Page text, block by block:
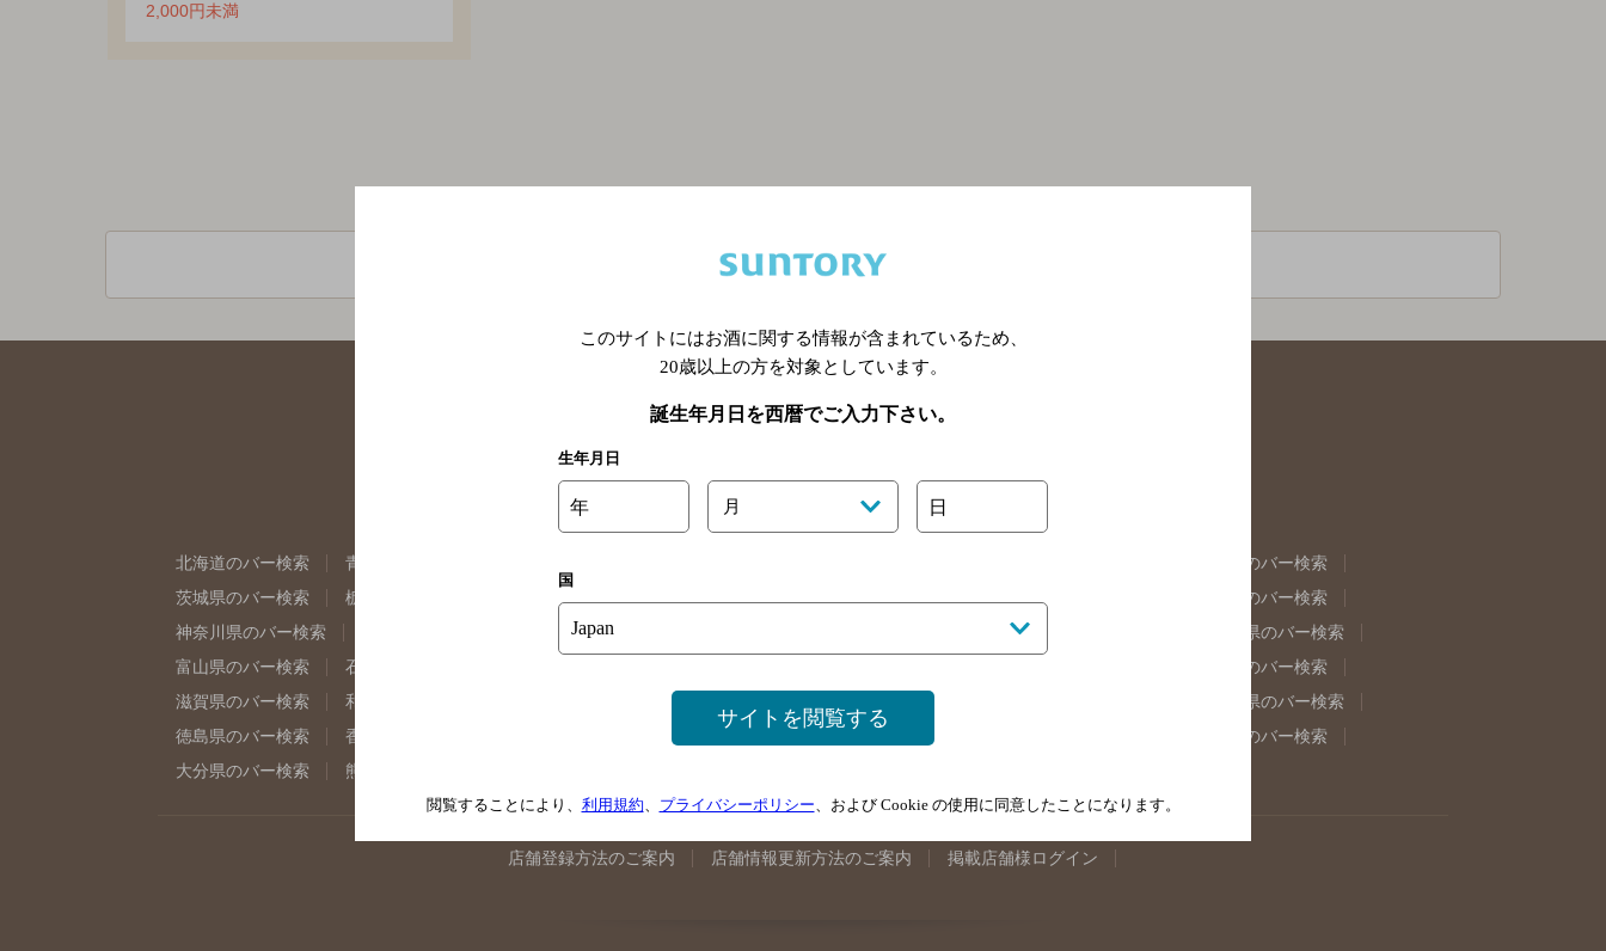
2,000円未満
関連ページ
北海道のバー検索 青森県のバー検索
福島県のバー検索
茨城県のバー検索
栃木県のバー検索
東京都のバー検索
神奈川県のバー検索
埼玉県のバー検索
岐阜県のバー検索
富山県のバー検索
石川県のバー検索
奈良県のバー検索
滋賀県のバー検索
和歌山県のバー検索 山口県のバー検索
島根県のバー検索
徳島県のバー検索
香川県のバー検索
佐賀県のバー検索
大分県のバー検索
熊本県のバー検索
店舗登録方法のご案内 店舗情報更新方法のご案内 掲載店舗様ログイン
このサイトにはお酒に関する情報が含まれているため、
20歳以上の方を対象としています。
誕生年月日を西暦でご入力下さい。
生年月日
年 月 日
国
サイトを閲覧する
閲覧することにより、 利用規約、 プライバシーポリシー、および Cookie の使用に同意したことになります。